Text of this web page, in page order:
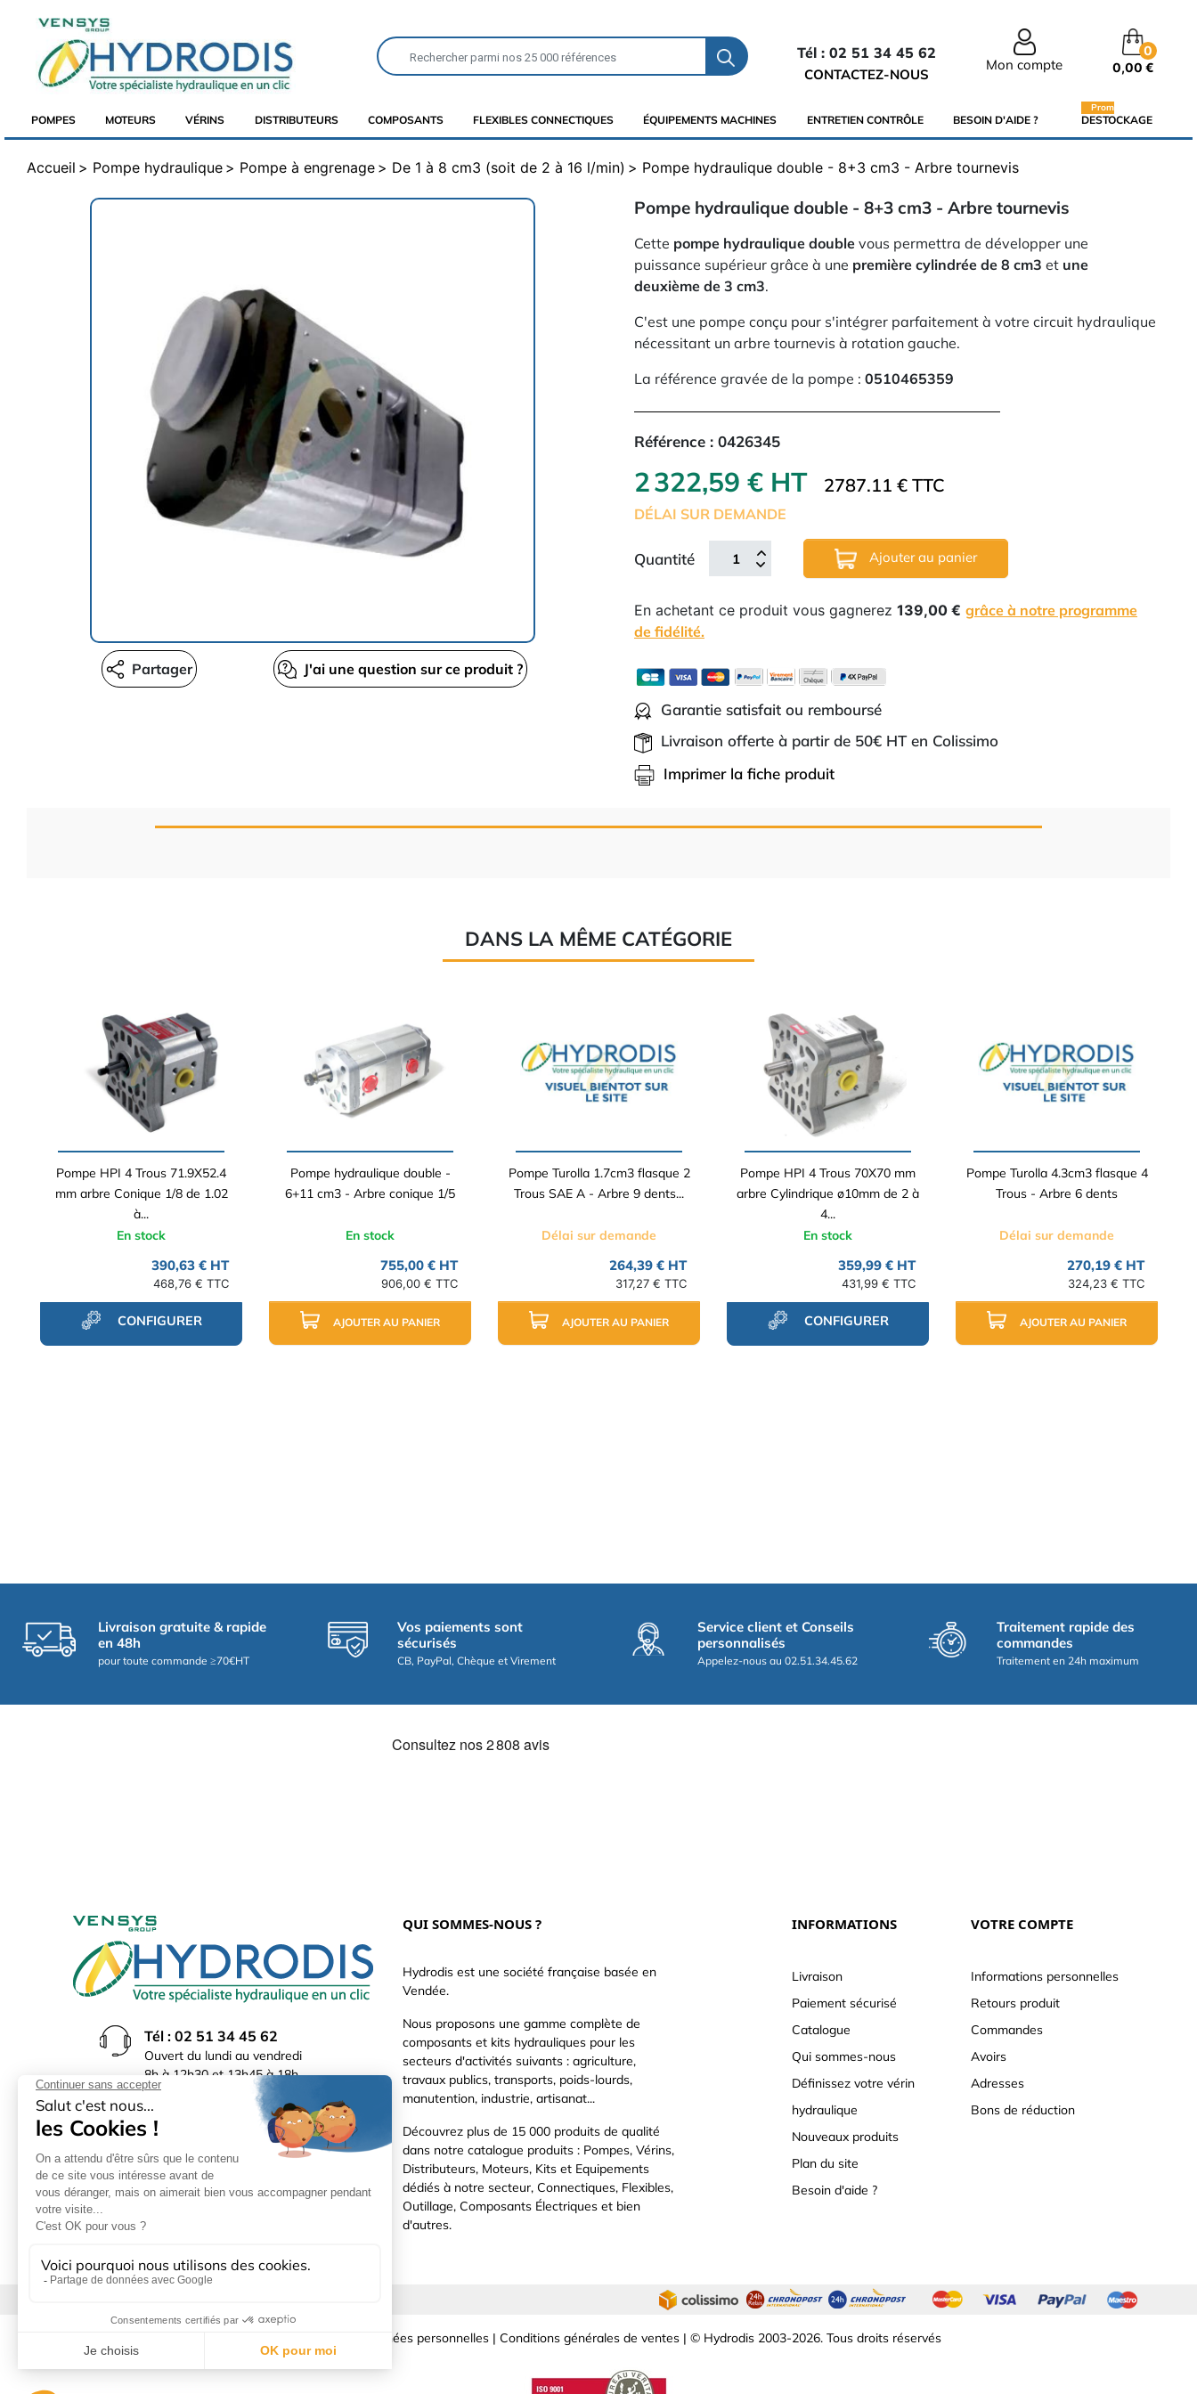
Tél : 02 51 34 45 62
CONTACTEZ-NOUS
Mon compte
0
0,00 €
POMPES MOTEURS VÉRINS DISTRIBUTEURS COMPOSANTS FLEXIBLES CONNECTIQUES ÉQUIPEMENTS MACHINES ENTRETIEN CONTRÔLE BESOIN D'AIDE ? DESTOCKAGE
Promo
Accueil Pompe hydraulique Pompe à engrenage De 1 à 8 cm3 (soit de 2 à 16 l/min) Pompe hydraulique double - 8+3 cm3 - Arbre tournevis
J'ai une question sur ce produit ?
Partager
Pompe hydraulique double - 8+3 cm3 - Arbre tournevis
Cette pompe hydraulique double vous permettra de développer une
puissance supérieur grâce à une première cylindrée de 8 cm3 et une
deuxième de 3 cm3.
C'est une pompe conçu pour s'intégrer parfaitement à votre circuit hydraulique
nécessitant un arbre tournevis à rotation gauche.
La référence gravée de la pompe : 0510465359
Référence : 0426345
2 322,59 € HT 2787.11 € TTC
DÉLAI SUR DEMANDE
Quantité Ajouter au panier
En achetant ce produit vous gagnerez 139,00 € grâce à notre programme
de fidélité.
Garantie satisfait ou remboursé
Livraison offerte à partir de 50€ HT en Colissimo
Imprimer la fiche produit
DANS LA MÊME CATÉGORIE
Pompe HPI 4 Trous 71.9X52.4
mm arbre Conique 1/8 de 1.02
à...
En stock
390,63 € HT
468,76 € TTC
CONFIGURER
Pompe hydraulique double -
6+11 cm3 - Arbre conique 1/5
En stock
755,00 € HT
906,00 € TTC
AJOUTER AU PANIER
Pompe Turolla 1.7cm3 flasque 2
Trous SAE A - Arbre 9 dents...
Délai sur demande
264,39 € HT
317,27 € TTC
AJOUTER AU PANIER
Pompe HPI 4 Trous 70X70 mm
arbre Cylindrique ø10mm de 2 à
4...
En stock
359,99 € HT
431,99 € TTC
CONFIGURER
Pompe Turolla 4.3cm3 flasque 4
Trous - Arbre 6 dents
Délai sur demande
270,19 € HT
324,23 € TTC
AJOUTER AU PANIER
Livraison gratuite & rapide
en 48h
pour toute commande ≥70€HT
Vos paiements sont
sécurisés
CB, PayPal, Chèque et Virement
Service client et Conseils
personnalisés
Appelez-nous au 02.51.34.45.62
Traitement rapide des
commandes
Traitement en 24h maximum
Tél : 02 51 34 45 62
Ouvert du lundi au vendredi
8h à 12h30 et 13h45 à 18h
(17h30 le vendredi)
Rue du Bocage La Ribotière
85170 Le Poiré sur Vie
QUI SOMMES-NOUS ?
Hydrodis est une société française basée en
Vendée.
Nous proposons une gamme complète de
composants et kits hydrauliques pour les
secteurs d'activités suivants : agriculture,
travaux publics, transports, poids-lourds,
manutention, industrie, artisanat...
Découvrez plus de 15 000 produits de qualité
dans notre catalogue produits : Pompes, Vérins,
Distributeurs, Moteurs, Kits et Equipements
dédiés à notre secteur, Connectiques, Flexibles,
Outillage, Composants Électriques et bien
d'autres.
INFORMATIONS
Livraison
Paiement sécurisé
Catalogue
Qui sommes-nous
Définissez votre vérin
hydraulique
Nouveaux produits
Plan du site
Besoin d'aide ?
VOTRE COMPTE
Informations personnelles
Retours produit
Commandes
Avoirs
Adresses
Bons de réduction
Données personnelles | Conditions générales de ventes | © Hydrodis 2003-2026. Tous droits réservés